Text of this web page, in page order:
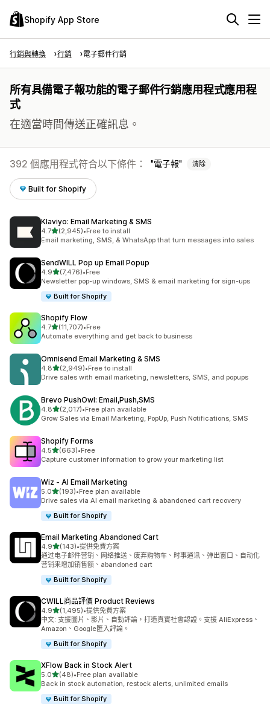
Shopify App Store
行銷與轉換 行銷 電子郵件行銷
所有具備電子報功能的電子郵件行銷應用程式應用程
式
在適當時間傳送正確訊息。
392 個應用程式符合以下條件： 電子報 清除
Built for Shopify
Klaviyo: Email Marketing & SMS
4.7滿分 5 顆星
(2,945)
共有 2945 則評價
•Free to install
Email marketing, SMS, & WhatsApp that turn messages into sales
SendWILL Pop up Email Popup
4.9滿分 5 顆星
(7,476)
共有 7476 則評價
•Free
Newsletter pop-up windows, SMS & email marketing for sign-ups
Built for Shopify
Shopify Flow
4.7滿分 5 顆星
(11,707)
共有 11707 則評價
•Free
Automate everything and get back to business
Omnisend Email Marketing & SMS
4.8滿分 5 顆星
(2,949)
共有 2949 則評價
•Free to install
Drive sales with email marketing, newsletters, SMS, and popups
Brevo PushOwl: Email,Push,SMS
4.8滿分 5 顆星
(2,017)
共有 2017 則評價
•Free plan available
Grow Sales via Email Marketing, PopUp, Push Notifications, SMS
Shopify Forms
4.5滿分 5 顆星
(663)
共有 663 則評價
•Free
Capture customer information to grow your marketing list
Wiz ‑ AI Email Marketing
5.0滿分 5 顆星
(193)
共有 193 則評價
•Free plan available
Drive sales via AI email marketing & abandoned cart recovery
Built for Shopify
Email Marketing Abandoned Cart
4.9滿分 5 顆星
(143)
共有 143 則評價
•提供免費方案
通过电子邮件营销、网络推送、废弃购物车、时事通讯、弹出窗口、自动化
营销来增加销售额、abandoned cart
Built for Shopify
CWILL商品評價 Product Reviews
4.9滿分 5 顆星
(1,495)
共有 1495 則評價
•提供免費方案
中文: 支援圖片、影片、自動評論，打造真實社會認證。支援 AliExpress、
Amazon、Google匯入評論。
Built for Shopify
XFlow Back in Stock Alert
5.0滿分 5 顆星
(48)
共有 48 則評價
•Free plan available
Back in stock automation, restock alerts, unlimited emails
Built for Shopify